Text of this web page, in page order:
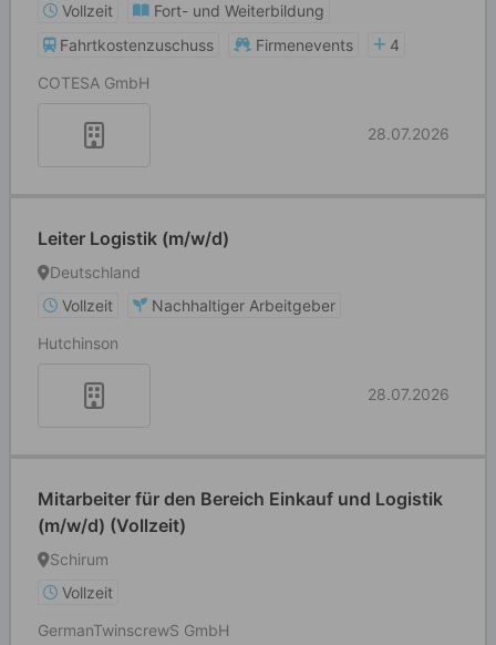
Vollzeit
Fort- und Weiterbildung
Fahrtkostenzuschuss
Firmenevents
4
COTESA GmbH
28.07.2026
Leiter Logistik (m/w/d)
Deutschland
Vollzeit
Nachhaltiger Arbeitgeber
Hutchinson
28.07.2026
Mitarbeiter für den Bereich Einkauf und Logistik
(m/w/d) (Vollzeit)
Schirum
Vollzeit
GermanTwinscrewS GmbH